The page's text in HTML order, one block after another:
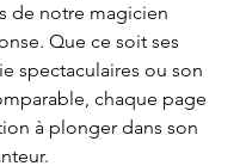
de notre magicien
Que ce soit ses
spectaculaires ou son
chaque page
à plonger dans son